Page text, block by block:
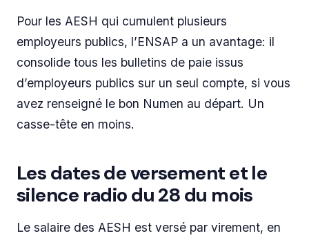
Pour les AESH qui cumulent plusieurs
employeurs publics, l’ENSAP a un avantage: il
consolide tous les bulletins de paie issus
d’employeurs publics sur un seul compte, si vous
avez renseigné le bon Numen au départ. Un
casse-tête en moins.
Les dates de versement et le
silence radio du 28 du mois
Le salaire des AESH est versé par virement, en